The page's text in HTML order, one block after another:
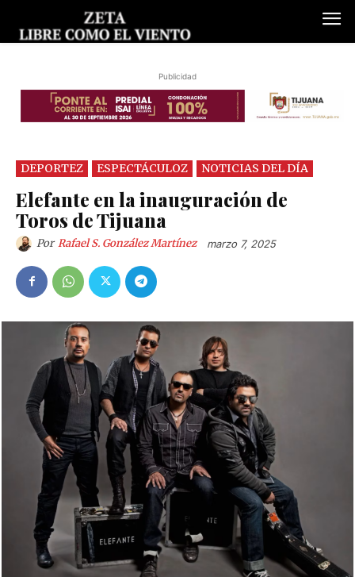
Publicidad
DEPORTEZ ESPECTÁCULOZ NOTICIAS DEL DÍA
Elefante en la inauguración de
Toros de Tijuana
Por Rafael S. González Martínez marzo 7, 2025